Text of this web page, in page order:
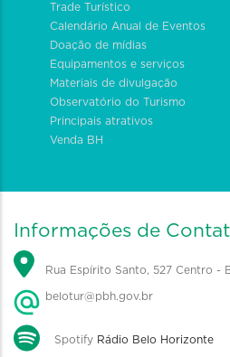
Trade Turístico
Calendário Anual de Eventos
Doação de mídias
Equipamentos e serviços
Materiais de divulgação
Observatório do Turismo
Principais atrativos
Venda BH
Informações de
Rua Espírito Santo, 527 Centro -
belotur@pbh.gov.br
Spotify Rádio Belo Horizonte